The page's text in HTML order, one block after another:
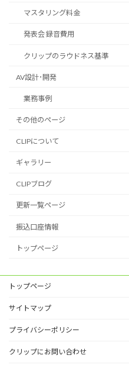
マスタリング料金
発表会 録音費用
クリップのラウドネス基準
AV設計･開発
業務事例
その他のページ
CLIPについて
ギャラリー
CLIPブログ
更新一覧ページ
振込口座情報
トップページ
トップページ
サイトマップ
プライバシーポリシー
クリップにお問い合わせ